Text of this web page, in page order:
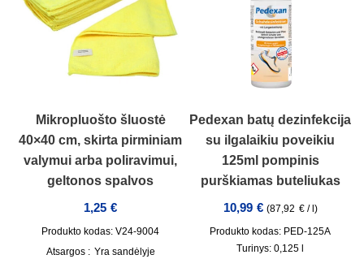
Mikropluošto šluostė
40×40 cm, skirta pirminiam
valymui arba poliravimui,
geltonos spalvos
1,25 €
Produkto kodas: V24-9004
Atsargos : Yra sandėlyje
Pedexan batų dezinfekcija
su ilgalaikiu poveikiu
125ml pompinis
purškiamas buteliukas
10,99 € (87,92 €/l)
Produkto kodas: PED-125A
Turinys: 0,125